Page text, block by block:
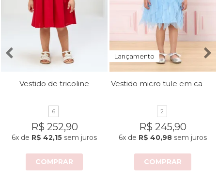
Vestido de tricoline
6
R$ 252,90
6x de R$ 42,15 sem juros
COMPRAR
Lançamento
2
R$ 245,90
6x de R$ 40,98 sem juros
COMPRAR